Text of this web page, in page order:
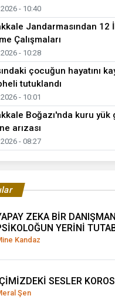
- 10:40
Jandarmasından 12
Çalışmaları
- 10:28
çocuğun hayatını
tutuklandı
- 10:01
Boğazı'nda kuru yük
arızası
- 08:27
ZEKA BİR
YERİNİ
Kandaz
SESLER
Şen